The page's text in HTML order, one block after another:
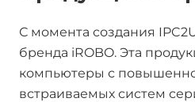
С момента создания
бренда iROBO. Эта
компьютеры с
встраиваемых систем